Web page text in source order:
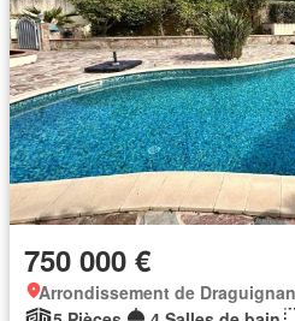
750 000 €
Arrondissement de